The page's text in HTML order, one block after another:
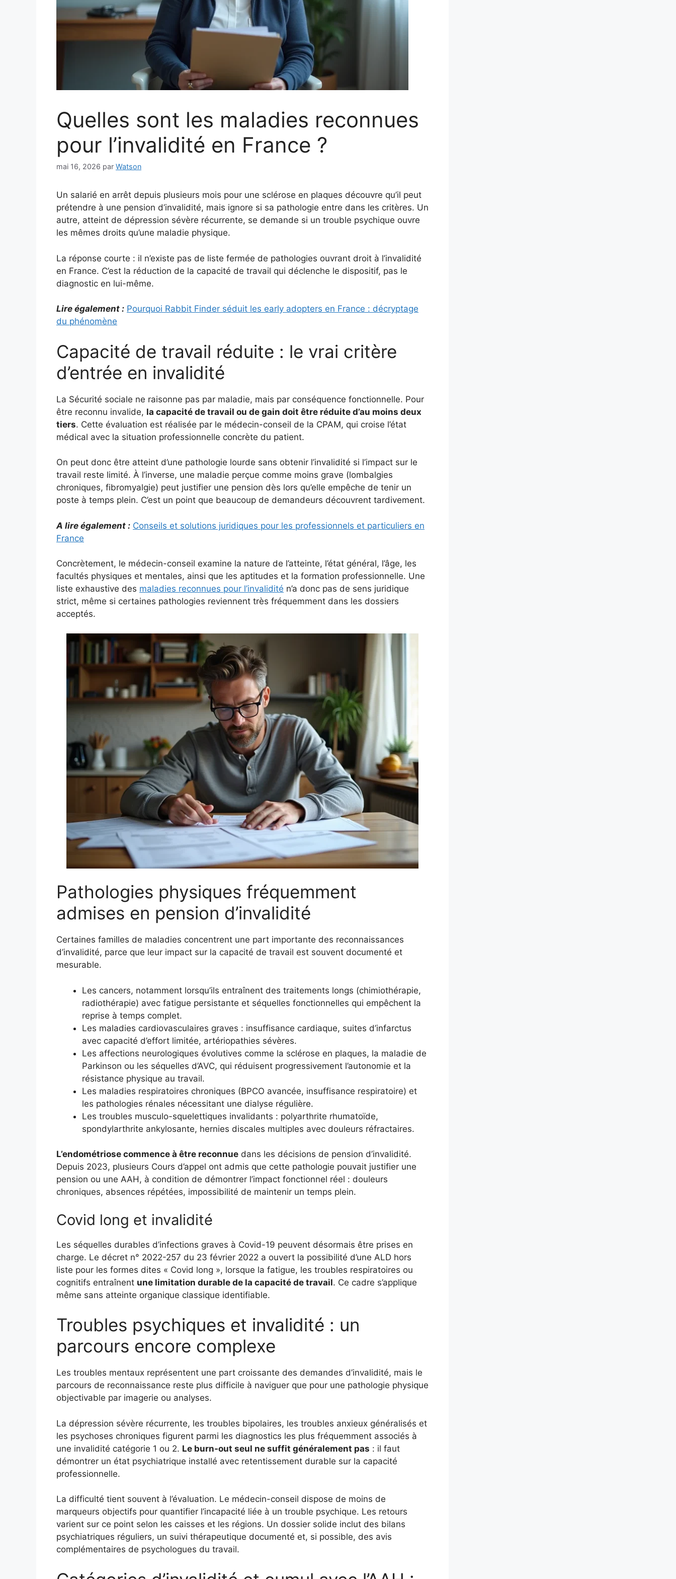
Quelles sont les maladies reconnues
pour l’invalidité en France ?
mai 16, 2026 par Watson
Un salarié en arrêt depuis plusieurs mois pour une sclérose en plaques découvre qu’il peut
prétendre à une pension d’invalidité, mais ignore si sa pathologie entre dans les critères. Un
autre, atteint de dépression sévère récurrente, se demande si un trouble psychique ouvre
les mêmes droits qu’une maladie physique.
La réponse courte : il n’existe pas de liste fermée de pathologies ouvrant droit à l’invalidité
en France. C’est la réduction de la capacité de travail qui déclenche le dispositif, pas le
diagnostic en lui-même.
Lire également : Pourquoi Rabbit Finder séduit les early adopters en France : décryptage
du phénomène
Capacité de travail réduite : le vrai critère
d’entrée en invalidité
La Sécurité sociale ne raisonne pas par maladie, mais par conséquence fonctionnelle. Pour
être reconnu invalide, la capacité de travail ou de gain doit être réduite d’au moins deux
tiers. Cette évaluation est réalisée par le médecin-conseil de la CPAM, qui croise l’état
médical avec la situation professionnelle concrète du patient.
On peut donc être atteint d’une pathologie lourde sans obtenir l’invalidité si l’impact sur le
travail reste limité. À l’inverse, une maladie perçue comme moins grave (lombalgies
chroniques, fibromyalgie) peut justifier une pension dès lors qu’elle empêche de tenir un
poste à temps plein. C’est un point que beaucoup de demandeurs découvrent tardivement.
A lire également : Conseils et solutions juridiques pour les professionnels et particuliers en
France
Concrètement, le médecin-conseil examine la nature de l’atteinte, l’état général, l’âge, les
facultés physiques et mentales, ainsi que les aptitudes et la formation professionnelle. Une
liste exhaustive des maladies reconnues pour l’invalidité n’a donc pas de sens juridique
strict, même si certaines pathologies reviennent très fréquemment dans les dossiers
acceptés.
Pathologies physiques fréquemment
admises en pension d’invalidité
Certaines familles de maladies concentrent une part importante des reconnaissances
d’invalidité, parce que leur impact sur la capacité de travail est souvent documenté et
mesurable.
Les cancers, notamment lorsqu’ils entraînent des traitements longs (chimiothérapie,
radiothérapie) avec fatigue persistante et séquelles fonctionnelles qui empêchent la
reprise à temps complet.
Les maladies cardiovasculaires graves : insuffisance cardiaque, suites d’infarctus
avec capacité d’effort limitée, artériopathies sévères.
Les affections neurologiques évolutives comme la sclérose en plaques, la maladie de
Parkinson ou les séquelles d’AVC, qui réduisent progressivement l’autonomie et la
résistance physique au travail.
Les maladies respiratoires chroniques (BPCO avancée, insuffisance respiratoire) et
les pathologies rénales nécessitant une dialyse régulière.
Les troubles musculo-squelettiques invalidants : polyarthrite rhumatoïde,
spondylarthrite ankylosante, hernies discales multiples avec douleurs réfractaires.
L’endométriose commence à être reconnue dans les décisions de pension d’invalidité.
Depuis 2023, plusieurs Cours d’appel ont admis que cette pathologie pouvait justifier une
pension ou une AAH, à condition de démontrer l’impact fonctionnel réel : douleurs
chroniques, absences répétées, impossibilité de maintenir un temps plein.
Covid long et invalidité
Les séquelles durables d’infections graves à Covid-19 peuvent désormais être prises en
charge. Le décret n° 2022-257 du 23 février 2022 a ouvert la possibilité d’une ALD hors
liste pour les formes dites « Covid long », lorsque la fatigue, les troubles respiratoires ou
cognitifs entraînent une limitation durable de la capacité de travail. Ce cadre s’applique
même sans atteinte organique classique identifiable.
Troubles psychiques et invalidité : un
parcours encore complexe
Les troubles mentaux représentent une part croissante des demandes d’invalidité, mais le
parcours de reconnaissance reste plus difficile à naviguer que pour une pathologie physique
objectivable par imagerie ou analyses.
La dépression sévère récurrente, les troubles bipolaires, les troubles anxieux généralisés et
les psychoses chroniques figurent parmi les diagnostics les plus fréquemment associés à
une invalidité catégorie 1 ou 2. Le burn-out seul ne suffit généralement pas : il faut
démontrer un état psychiatrique installé avec retentissement durable sur la capacité
professionnelle.
La difficulté tient souvent à l’évaluation. Le médecin-conseil dispose de moins de
marqueurs objectifs pour quantifier l’incapacité liée à un trouble psychique. Les retours
varient sur ce point selon les caisses et les régions. Un dossier solide inclut des bilans
psychiatriques réguliers, un suivi thérapeutique documenté et, si possible, des avis
complémentaires de psychologues du travail.